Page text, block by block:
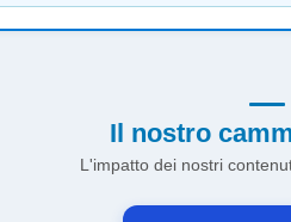
Il nostro
L'impatto dei nostri